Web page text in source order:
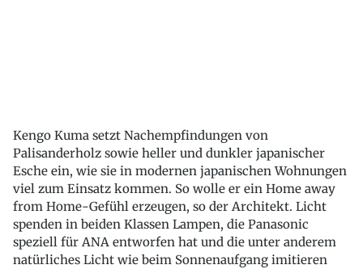
Kengo Kuma setzt Nachempfindungen von
Palisanderholz sowie heller und dunkler japanischer
Esche ein, wie sie in modernen japanischen Wohnungen
viel zum Einsatz kommen. So wolle er ein Home away
from Home-Gefühl erzeugen, so der Architekt. Licht
spenden in beiden Klassen Lampen, die Panasonic
speziell für ANA entworfen hat und die unter anderem
natürliches Licht wie beim Sonnenaufgang imitieren